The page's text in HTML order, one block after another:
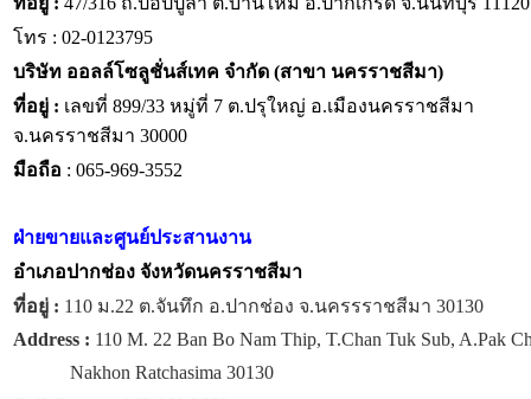
โทร : 02-0123795
บริษัท ออลล์โซลูชั่นส์เทค จำกัด (สาขา นครราชสีมา)
ที่อยู่ : เลขที่ 899/33 หมู่ที่ 7 ต.ปรุใหญ่ อ.เมืองนครราชสีมา
จ.นครราชสีมา 30000
มือถือ : 065-969-3552
ฝ่ายขายและศูนย์ประสานงาน
อำเภอปากช่อง จังหวัดนครราชสีมา
ที่อยู่ : 110 ม.22 ต.จันทึก อ.ปากช่อง จ.นครรราชสีมา 30130
Address : 110 M. 22 Ban Bo Nam Thip, T.Chan Tuk Sub, A.Pak
Nakhon Ratchasima 30130